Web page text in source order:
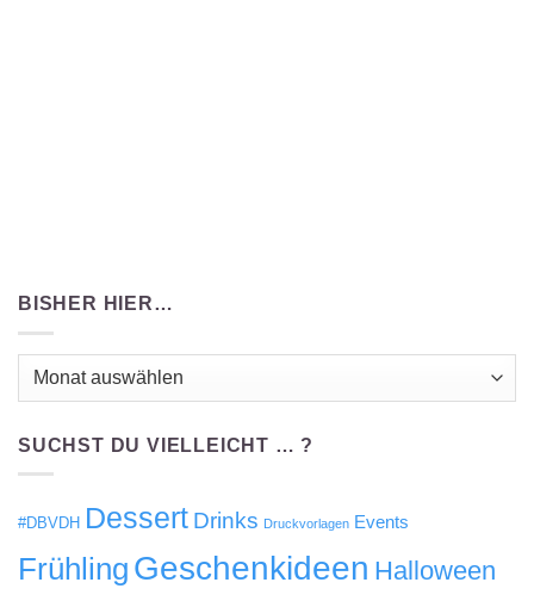
BISHER HIER…
Bisher
SUCHST DU VIELLEICHT … ?
#DBVDH Dessert Drinks Druckvorlagen Events
Frühling Geschenkideen Halloween